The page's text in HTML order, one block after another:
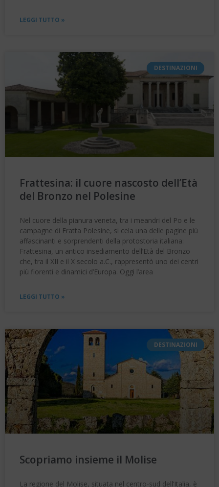
LEGGI TUTTO »
DESTINAZIONI
Frattesina: il cuore nascosto dell’Età
del Bronzo nel Polesine
Nel cuore della pianura veneta, tra i meandri del Po e le
campagne di Fratta Polesine, si cela una delle pagine più
affascinanti e sorprendenti della protostoria italiana:
Frattesina, un antico insediamento dell’Età del Bronzo
che, tra il XII e il X secolo a.C., rappresentò uno dei centri
più fiorenti e dinamici d’Europa. Oggi l’area
LEGGI TUTTO »
DESTINAZIONI
Scopriamo insieme il Molise
La regione del Molise, situata nel centro-sud dell’Italia, è